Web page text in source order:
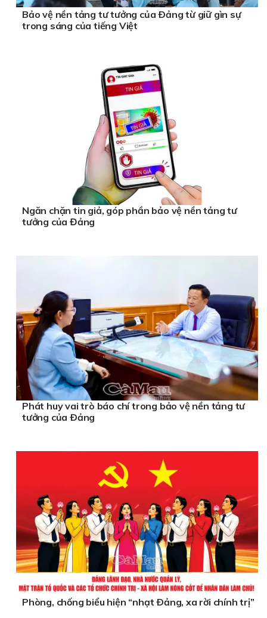
Bảo vệ nền tảng tư tưởng của Ðảng từ giữ gìn sự
trong sáng của tiếng Việt
Ngăn chặn tin giả, góp phần bảo vệ nền tảng tư
tưởng của Đảng
Phát huy vai trò báo chí trong bảo vệ nền tảng tư
tưởng của Ðảng
Phòng, chống biểu hiện “nhạt Ðảng, xa rời chính trị”